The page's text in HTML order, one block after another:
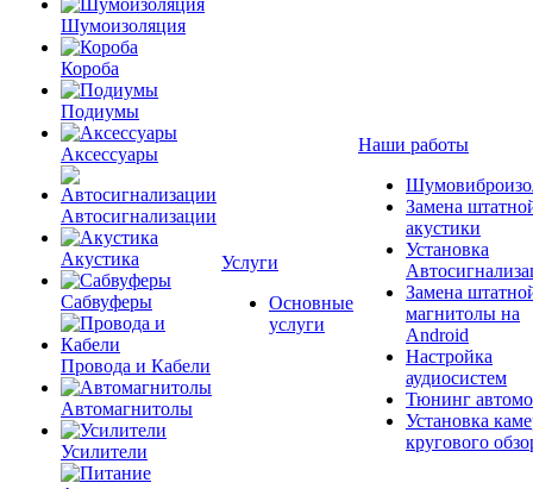
Шумоизоляция
Короба
Подиумы
Аксессуары
Автосигнализации
Акустика
Сабвуферы
Провода и Кабели
Автомагнитолы
Усилители
Услуги
Основные
услуги
Наши работы
Замена
акустики
Установка
Замена
магнитолы на
Android
Настройка
аудиосистем
Тюнинг
Установка
кругового